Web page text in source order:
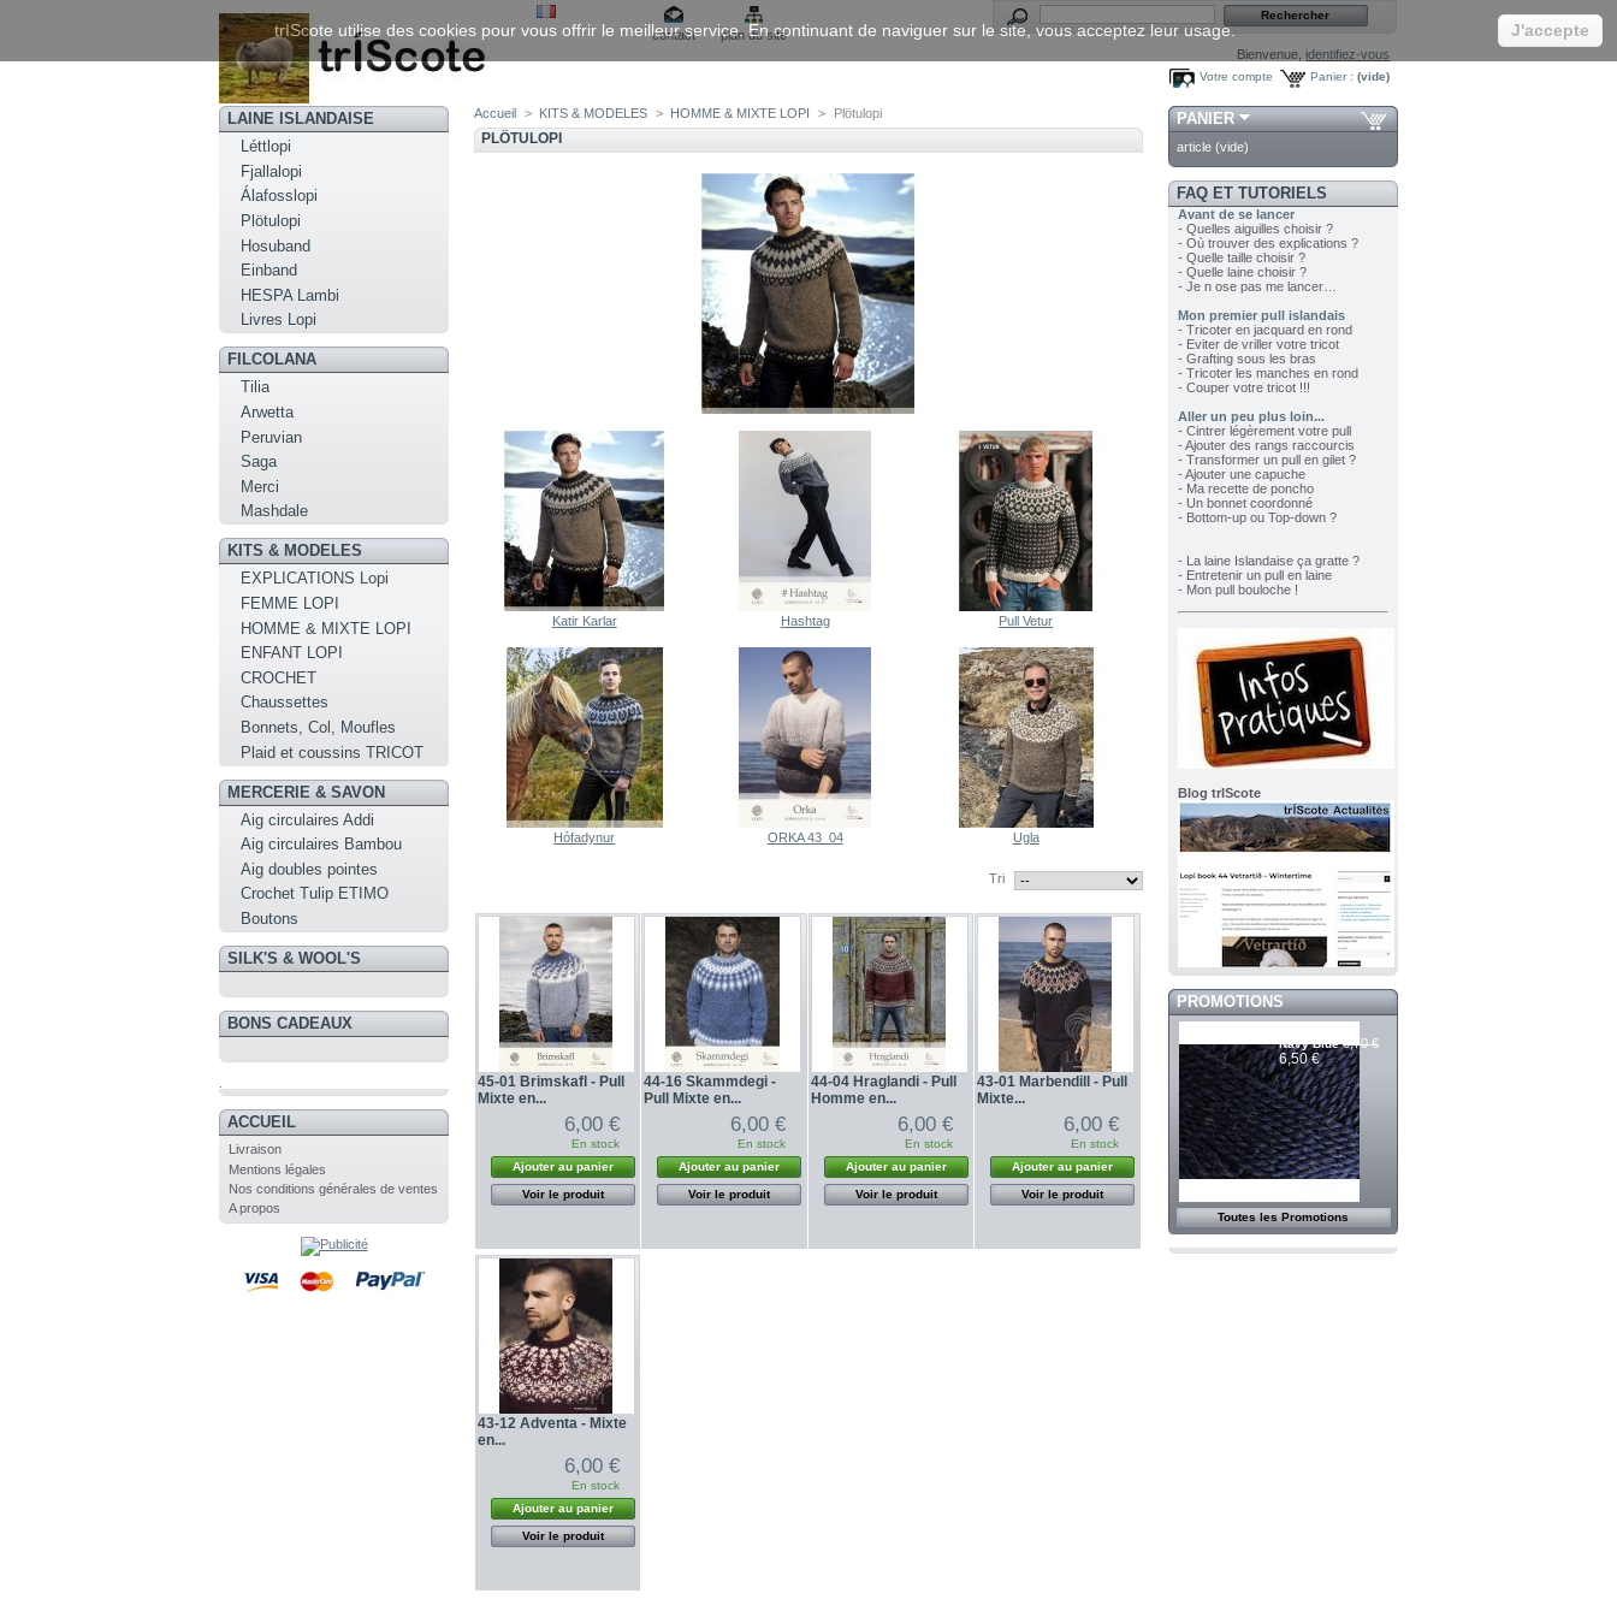
contact
plan du site
Bienvenue, identifiez-vous
Panier : (vide)
Votre compte
LAINE ISLANDAISE
Léttlopi
Fjallalopi
Álafosslopi
Plötulopi
Hosuband
Einband
HESPA Lambi
Livres Lopi
FILCOLANA
Tilia
Arwetta
Peruvian
Saga
Merci
Mashdale
KITS & MODELES
EXPLICATIONS Lopi
FEMME LOPI
HOMME & MIXTE LOPI
ENFANT LOPI
CROCHET
Chaussettes
Bonnets, Col, Moufles
Plaid et coussins TRICOT
MERCERIE & SAVON
Aig circulaires Addi
Aig circulaires Bambou
Aig doubles pointes
Crochet Tulip ETIMO
Boutons
SILK'S & WOOL'S
BONS CADEAUX
ACCUEIL
Livraison
Mentions légales
Nos conditions générales de ventes
A propos
Accueil > KITS & MODELES > HOMME & MIXTE LOPI > Plötulopi
PLÖTULOPI
Katir Karlar Hashtag Pull Vetur
Hófadynur ORKA 43_04 Ugla
Tri
45-01 Brimskafl - Pull
Mixte en...
6,00 €
En stock
Ajouter au panier
Voir le produit
44-16 Skammdegi -
Pull Mixte en...
6,00 €
En stock
Ajouter au panier
Voir le produit
44-04 Hraglandi - Pull
Homme en...
6,00 €
En stock
Ajouter au panier
Voir le produit
43-01 Marbendill - Pull
Mixte...
6,00 €
En stock
Ajouter au panier
Voir le produit
43-12 Adventa - Mixte
en...
6,00 €
En stock
Ajouter au panier
Voir le produit
PANIER
article (vide)
FAQ ET TUTORIELS
Avant de se lancer
- Quelles aiguilles choisir ?
- Où trouver des explications ?
- Quelle taille choisir ?
- Quelle laine choisir ?
- Je n ose pas me lancer…
Mon premier pull islandais
- Tricoter en jacquard en rond
- Eviter de vriller votre tricot
- Grafting sous les bras
- Tricoter les manches en rond
- Couper votre tricot !!!
Aller un peu plus loin...
- Cintrer légèrement votre pull
- Ajouter des rangs raccourcis
- Transformer un pull en gilet ?
- Ajouter une capuche
- Ma recette de poncho
- Un bonnet coordonné
- Bottom-up ou Top-down ?
- La laine Islandaise ça gratte ?
- Entretenir un pull en laine
- Mon pull bouloche !
Blog trIScote
PROMOTIONS
Navy Blue 6,70 €
6,50 €
Toutes les Promotions
trIScote utilise des cookies pour vous offrir le meilleur service. En continuant de naviguer sur le site, vous acceptez leur usage. J'accepte